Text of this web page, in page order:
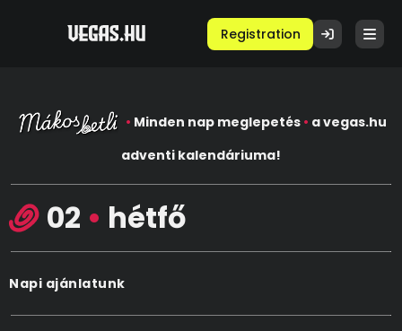
Registration
• Minden nap meglepetés • a vegas.hu
adventi kalendáriuma!
02 • hétfő
Napi ajánlatunk